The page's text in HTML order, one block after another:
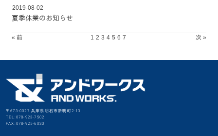
2019-08-02
夏季休業のお知らせ
« 前 1 2 3 4 5 6 7 次 »
〒673-0027 兵庫県明石市新明町2-13
TEL:078-923-7502
FAX:078-925-6030